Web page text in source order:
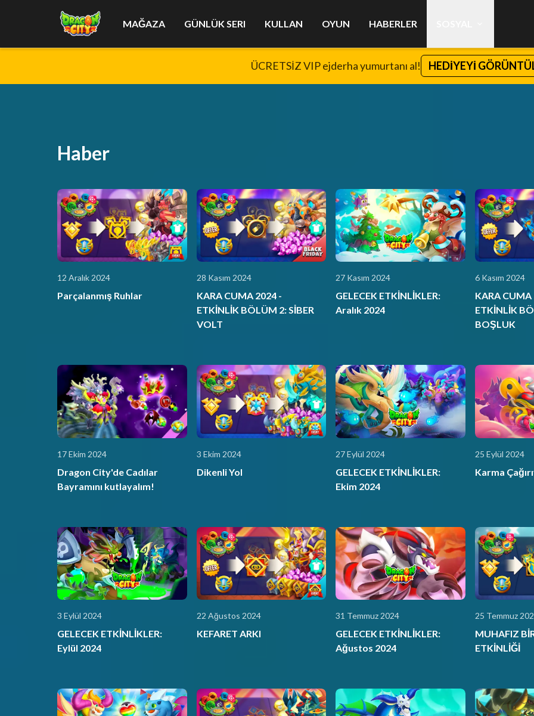
MAĞAZA GÜNLÜK SERI KULLAN OYUN HABERLER
ÜCRETSİZ VIP ejderha yumurtanı al! HEDİYEYİ
Haber
12 Aralık 2024
Parçalanmış Ruhlar
28 Kasım 2024
KARA CUMA 2024 -
ETKİNLİK BÖLÜM 2: SİBER
VOLT
27 Kasım 2024
GELECEK ETKİNLİKLER:
Aralık 2024
6 Kasım 2024
KARA CUMA
ETKİNLİK
BOŞLUK
17 Ekim 2024
Dragon City'de Cadılar
Bayramını kutlayalım!
3 Ekim 2024
Dikenli Yol
27 Eylül 2024
GELECEK ETKİNLİKLER:
Ekim 2024
25 Eylül 2024
Karma
3 Eylül 2024
GELECEK ETKİNLİKLER:
Eylül 2024
22 Ağustos 2024
KEFARET ARKI
31 Temmuz 2024
GELECEK ETKİNLİKLER:
Ağustos 2024
25 Temmuz
MUHAFIZ
ETKİNLİĞİ